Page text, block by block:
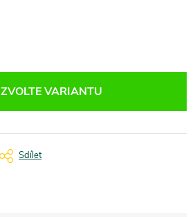
ZVOLTE VARIANTU
Sdílet